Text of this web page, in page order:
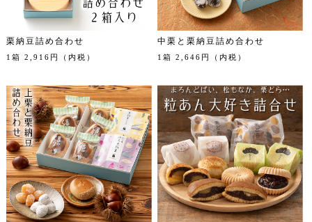
栗納豆詰め合わせ
1箱 2,916円（内税）
中栗と栗納豆詰め合わせ
1箱 2,646円（内税）